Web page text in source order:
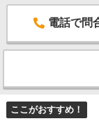
電話で問
ここがおすすめ！